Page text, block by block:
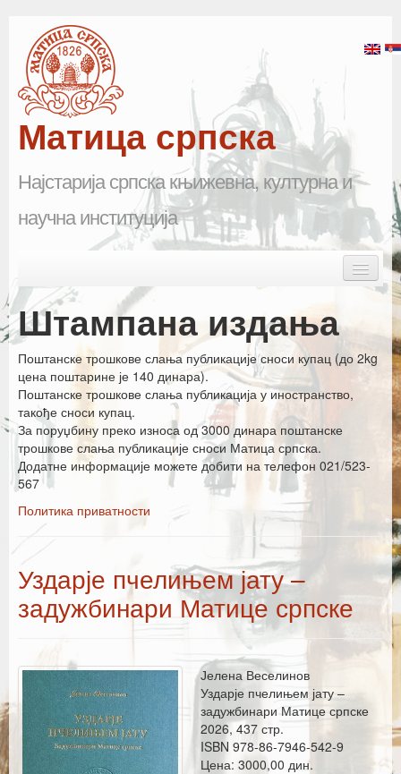
Матица српска
Најстарија српска књижевна, културна и
научна институција
Почетна
Матица српска
Научна одељења
Каталог издања
Летопис Матице српске
Гласник Матице српске
Е–издања
Најаве
Штампана издања
Поштанске трошкове слања публикације сноси купац (до 2kg
цена поштарине је 140 динара).
Поштанске трошкове слања публикација у иностранство,
такође сноси купац.
За поруџбину преко износа од 3000 динара поштанске
трошкове слања публикације сноси Матица српска.
Додатне информације можете добити на телефон 021/523-
567
Политика приватности
Уздарје пчелињем јату –
задужбинари Матице српске
Јелена Веселинов
Уздарје пчелињем јату –
задужбинари Матице српске
2026, 437 стр.
ISBN 978-86-7946-542-9
Цена: 3000,00 дин.